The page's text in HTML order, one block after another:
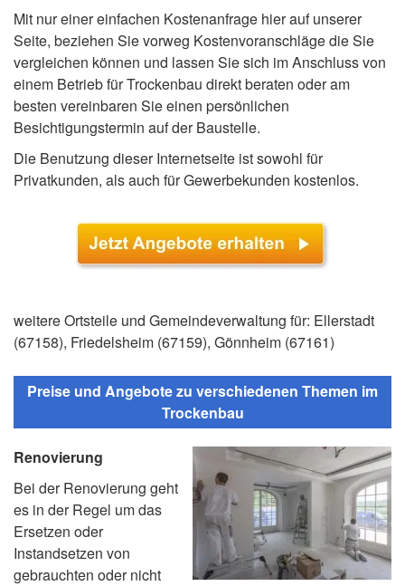
Mit nur einer einfachen Kostenanfrage hier auf unserer
Seite, beziehen Sie vorweg Kostenvoranschläge die Sie
vergleichen können und lassen Sie sich im Anschluss von
einem Betrieb für Trockenbau direkt beraten oder am
besten vereinbaren Sie einen persönlichen
Besichtigungstermin auf der Baustelle.
Die Benutzung dieser Internetseite ist sowohl für
Privatkunden, als auch für Gewerbekunden kostenlos.
weitere Ortsteile und Gemeindeverwaltung für: Ellerstadt
(67158), Friedelsheim (67159), Gönnheim (67161)
Preise und Angebote zu verschiedenen Themen im
Trockenbau
Renovierung
Bei der Renovierung geht
es in der Regel um das
Ersetzen oder
Instandsetzen von
gebrauchten oder nicht